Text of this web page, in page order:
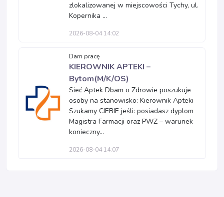
zlokalizowanej w miejscowości Tychy, ul.
Kopernika ...
2026-08-04 14:02
Dam pracę
KIEROWNIK APTEKI –
Bytom(M/K/OS)
Sieć Aptek Dbam o Zdrowie poszukuje
osoby na stanowisko: Kierownik Apteki
Szukamy CIEBIE jeśli: posiadasz dyplom
Magistra Farmacji oraz PWZ – warunek
konieczny...
2026-08-04 14:07